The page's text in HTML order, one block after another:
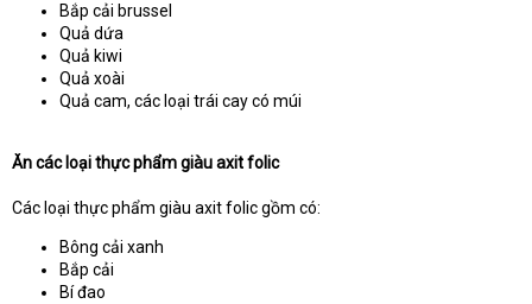
Bắp cải brussel
Quả dứa
Quả kiwi
Quả xoài
Quả cam, các loại trái cay có múi
Ăn các loại thực phẩm giàu axit folic
Các loại thực phẩm giàu axit folic gồm có:
Bông cải xanh
Bắp cải
Bí đao